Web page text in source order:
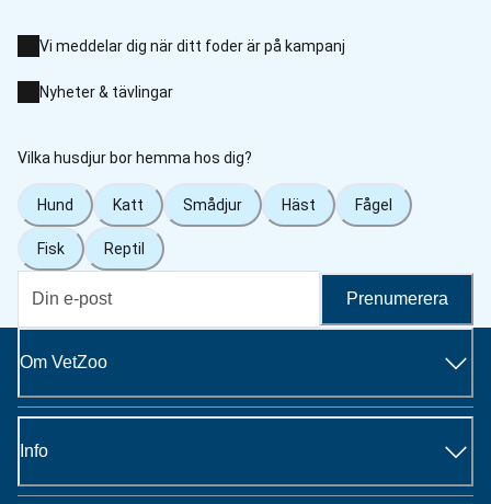
Vi meddelar dig när ditt foder är på kampanj
Nyheter & tävlingar
Vilka husdjur bor hemma hos dig?
Hund Katt Smådjur Häst Fågel
Fisk Reptil
Prenumerera
Om VetZoo
Info